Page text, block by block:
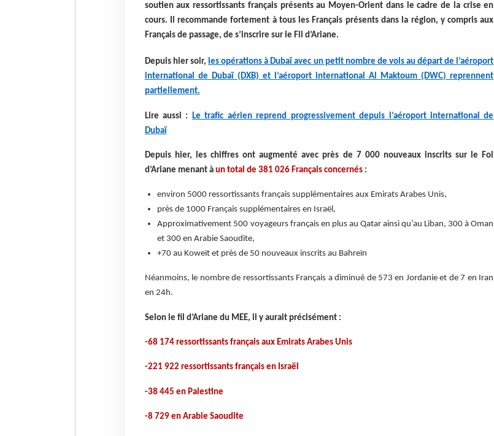
soutien aux ressortissants français présents au Moyen-Orient dans le cadre de la crise en
cours. Il recommande fortement à tous les Français présents dans la région, y compris aux
Français de passage, de s’inscrire sur le Fil d’Ariane.
Depuis hier soir, les opérations à Dubaï avec un petit nombre de vols au départ de l’aéroport
international de Dubaï (DXB) et l’aéroport international Al Maktoum (DWC) reprennent
partiellement.
Lire aussi :
Le trafic aérien reprend progressivement depuis l’aéroport international de
Dubaï
Depuis hier, les chiffres ont augmenté avec près de 7 000 nouveaux inscrits sur le Fol
d’Ariane menant à un total de 381 026 Français concernés :
environ 5000 ressortissants français supplémentaires aux Emirats Arabes Unis,
près de 1000 Français supplémentaires en Israël,
Approximativement 500 voyageurs français en plus au Qatar ainsi qu’au Liban, 300 à Oman
et 300 en Arabie Saoudite,
+70 au Koweït et près de 50 nouveaux inscrits au Bahreïn
Néanmoins, le nombre de ressortissants Français a diminué de 573 en Jordanie et de 7 en Iran
en 24h.
Selon le fil d’Ariane du MEE, il y aurait précisément :
-68 174 ressortissants français aux Emirats Arabes Unis
-221 922 ressortissants français en Israël
-38 445 en Palestine
-8 729 en Arabie Saoudite